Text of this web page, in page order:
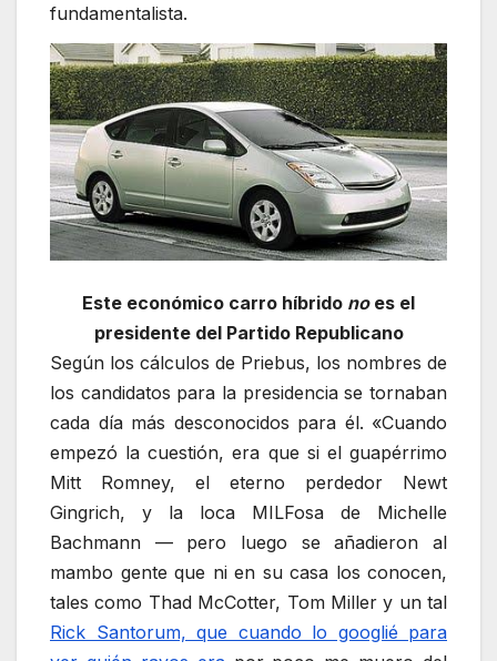
fundamentalista.
Este económico carro híbrido noes el
presidente del Partido Republicano
Según los cálculos de Priebus, los nombres de
los candidatos para la presidencia se tornaban
cada día más desconocidos para él. «Cuando
empezó la cuestión, era que si el guapérrimo
Mitt Romney, el eterno perdedor Newt
Gingrich, y la loca MILFosa de Michelle
Bachmann — pero luego se añadieron al
mambo gente que ni en su casa los conocen,
tales como Thad McCotter, Tom Miller y un tal
Rick Santorum, que cuando lo googlié para